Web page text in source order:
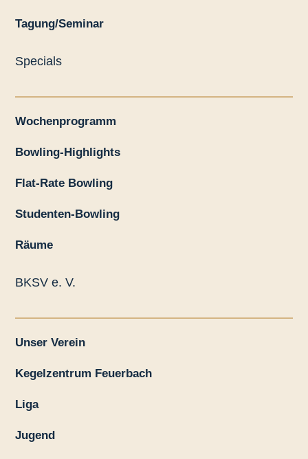
Tagung/Seminar
Specials
Wochenprogramm
Bowling-Highlights
Flat-Rate Bowling
Studenten-Bowling
Räume
BKSV e. V.
Unser Verein
Kegelzentrum Feuerbach
Liga
Jugend